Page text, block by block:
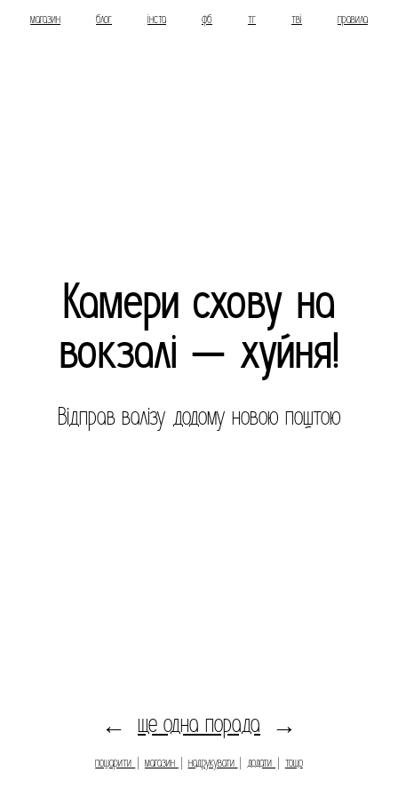
магазин блог інста фб тг тві правила
Камери схову на
вокзалі — хуйня!
Відправ валізу додому новою поштою
← ще одна порада →
пошарити магазин надрукувати додати тощо